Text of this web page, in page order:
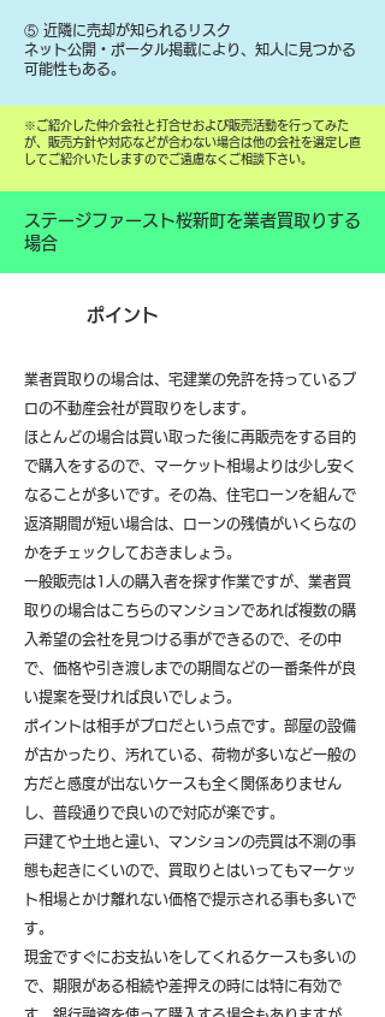
⑤ 近隣に売却が知られるリスク
ネット公開・ポータル掲載により、知人に見つかる
可能性もある。
​※ご紹介した仲介会社と打合せおよび販売活動を行ってみた
が、販売方針や対応などが合わない場合は他の会社を選定し直
してご紹介いたしますのでご遠慮なくご相談下さい。
ステージファースト桜新町を業者買取りする
場合
ポイント
業者買取りの場合は、宅建業の免許を持っているプ
ロの不動産会社が買取りをします。
ほとんどの場合は買い取った後に再販売をする目的
で購入をするので、マーケット相場よりは少し安く
なることが多いです。その為、住宅ローンを組んで
返済期間が短い場合は、ローンの残債がいくらなの
かをチェックしておきましょう。
一般販売は1人の購入者を探す作業ですが、業者買
取りの場合はこちらのマンションであれば複数の購
入希望の会社を見つける事ができるので、その中
で、価格や引き渡しまでの期間などの一番条件が良
い提案を受ければ良いでしょう。
ポイントは相手がプロだという点です。部屋の設備
が古かったり、汚れている、荷物が多いなど一般の
方だと感度が出ないケースも全く関係ありません
し、普段通りで良いので対応が楽です。
戸建てや土地と違い、マンションの売買は不測の事
態も起きにくいので、買取りとはいってもマーケッ
ト相場とかけ離れない価格で提示される事も多いで
す。
現金ですぐにお支払いをしてくれるケースも多いの
で、期限がある相続や差押えの時には特に有効で